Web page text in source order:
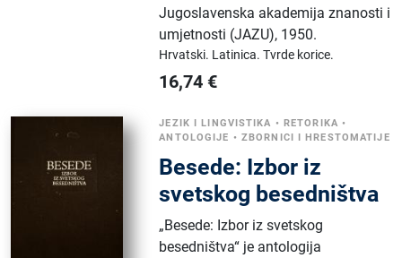
Jugoslavenska akademija znanosti i
umjetnosti (JAZU), 1950.
Hrvatski. Latinica.Tvrde korice.
16,74 €
JEZIK I LINGVISTIKA • RETORIKA •
ANTOLOGIJE • ZBORNICI I HRESTOMATIJE
Besede: Izbor iz
svetskog besedništva
„Besede: Izbor iz svetskog
besedništva“ je antologija